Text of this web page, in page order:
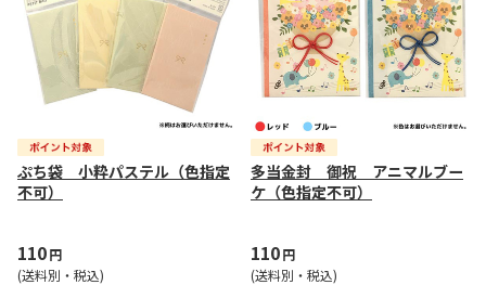
ぷち袋 小粋パステル（色指定
不可）
110円
(送料別・税込)
多当金封 御祝 アニマルブー
ケ（色指定不可）
110円
(送料別・税込)